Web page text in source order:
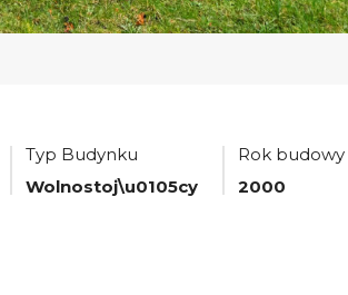
Typ Budynku
Wolnostoj\u0105cy
Rok budowy
2000